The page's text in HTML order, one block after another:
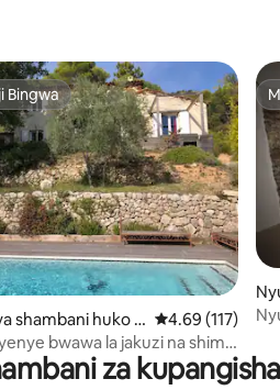
4.92 kati ya 5, tathmini 48
Bingwa
Bingwa
shambani huko S
Ukadiriaji wa
4.69 (117)
bwawa la jakuzi na shimo
za